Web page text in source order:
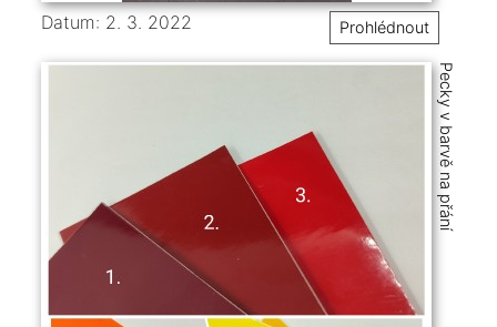
Datum: 2. 3. 2022 Prohlédnout
Pecky v barvě na přání